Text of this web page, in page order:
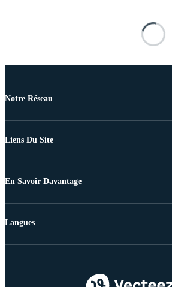
Notre Réseau
Liens Du Site
En Savoir Davantage
Langues